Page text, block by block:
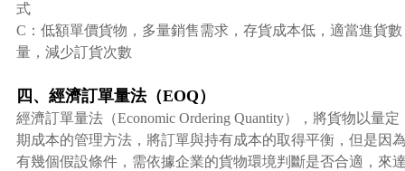
式
C：低額單價貨物，多量銷售需求，存貨成本低，適當進貨數
量，減少訂貨次數
四、經濟訂單量法（EOQ）
經濟訂單量法（Economic Ordering Quantity），將貨物以量定
期成本的管理方法，將訂單與持有成本的取得平衡，但是因
有幾個假設條件，需依據企業的貨物環境判斷是否合適，來